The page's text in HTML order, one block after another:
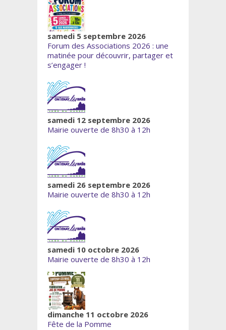
samedi 5 septembre 2026
Forum des Associations 2026 : une
matinée pour découvrir, partager et
s’engager !
samedi 12 septembre 2026
Mairie ouverte de 8h30 à 12h
samedi 26 septembre 2026
Mairie ouverte de 8h30 à 12h
samedi 10 octobre 2026
Mairie ouverte de 8h30 à 12h
dimanche 11 octobre 2026
Fête de la Pomme